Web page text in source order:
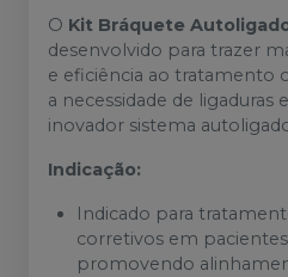
O Kit Bráquete
desenvolvido para trazer
e eficiência ao tratamento
a necessidade de ligaduras
inovador sistema
Indicação:
Indicado para
corretivos em pacientes
promovendo